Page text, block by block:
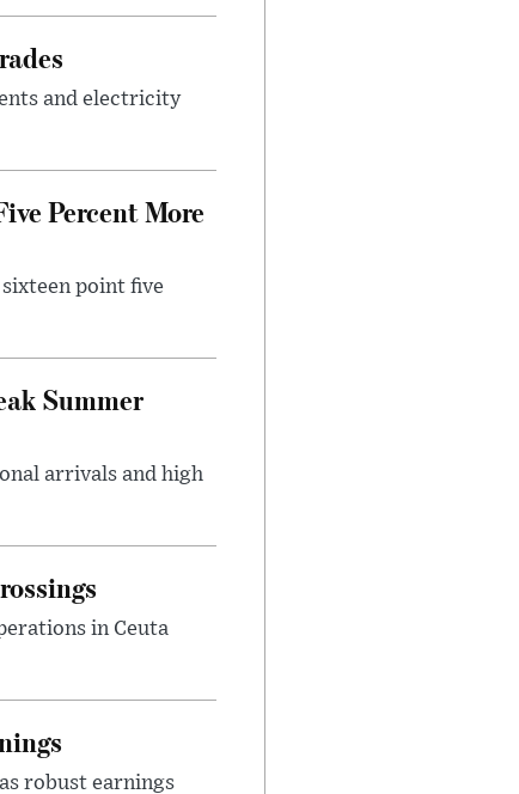
and electricity
Percent More
point five
Summer
arrivals and high
in Ceuta
robust earnings